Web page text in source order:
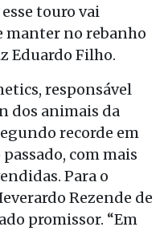
touro vai
manter no rebanho
Eduardo Filho.
responsável
dos animais da
recorde em
com mais
Para o
Rezende de
promissor. “Em